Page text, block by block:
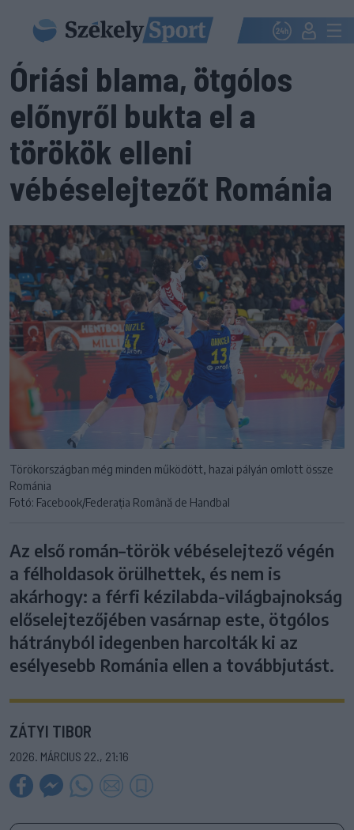
Óriási blama, ötgólos
előnyről bukta el a
törökök elleni
vébéselejtezőt Románia
Törökországban még minden működött, hazai pályán omlott össze
Románia
Fotó: Facebook/Federația Română de Handbal
Az első román–török vébéselejtező végén
a félholdasok örülhettek, és nem is
akárhogy: a férfi kézilabda-világbajnokság
előselejtezőjében vasárnap este, ötgólos
hátrányból idegenben harcolták ki az
esélyesebb Románia ellen a továbbjutást.
ZÁTYI TIBOR
2026. MÁRCIUS 22., 21:16